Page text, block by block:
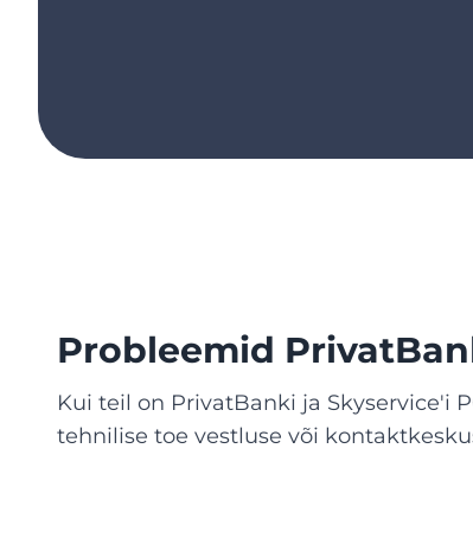
Probleemid
Kui teil on PrivatBanki ja Skyservice'i
tehnilise toe vestluse või